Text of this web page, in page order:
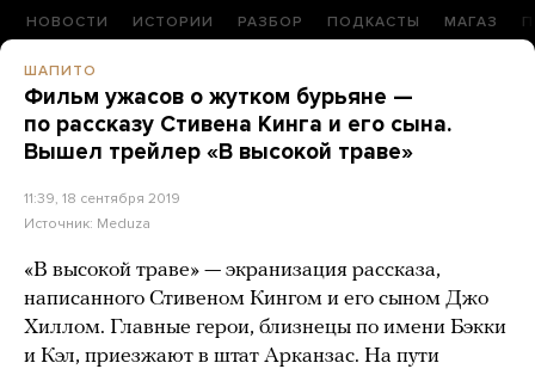
НОВОСТИ ИСТОРИИ РАЗБОР ПОДКАСТЫ МАГАЗ
ШАПИТО
Фильм ужасов о жутком бурьяне —
по рассказу Стивена Кинга и его сына.
Вышел трейлер «В высокой траве»
11:39, 18 сентября 2019
Источник: Meduza
«В высокой траве» — экранизация рассказа,
написанного Стивеном Кингом и его сыном Джо
Хиллом. Главные герои, близнецы по имени Бэкки
и Кэл, приезжают в штат Арканзас. На пути